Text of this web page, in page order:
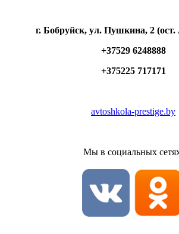
г. Бобруйск, ул. Пушкина, 2
+37529 6248888
+375225 717171
avtoshkola-prestige.by
Мы в социальных